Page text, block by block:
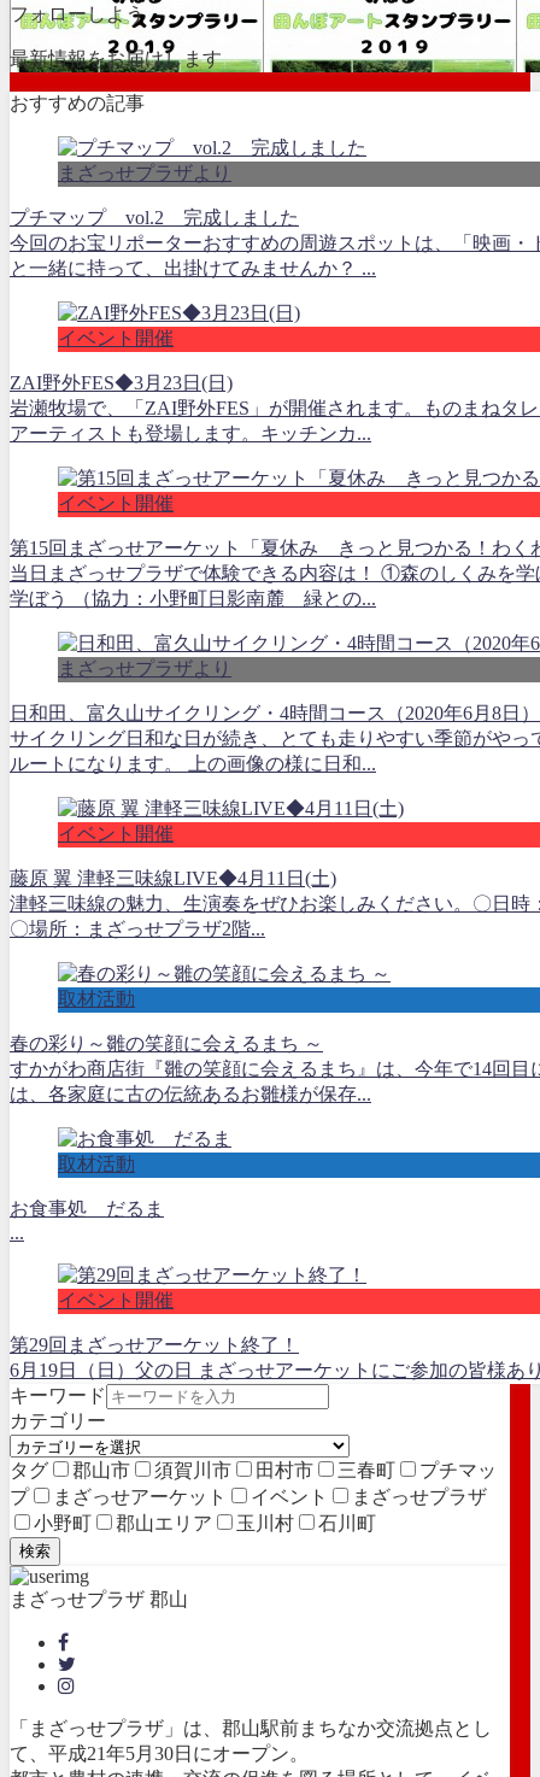
フォローしよう
最新情報をお届けします
おすすめの記事
まざっせプラザより
プチマップ vol.2 完成しました
今回のお宝リポーターおすすめの周遊スポットは、「映画
と一緒に持って、出掛けてみませんか？ ...
イベント開催
ZAI野外FES◆3月23日(日)
岩瀬牧場で、「ZAI野外FES」が開催されます。ものまねタ
アーティストも登場します。キッチンカ...
イベント開催
第15回まざっせアーケット「夏休み きっと見つかる！わく
当日まざっせプラザで体験できる内容は！ ①森のしくみを
学ぼう （協力：小野町日影南麓 緑との...
まざっせプラザより
日和田、富久山サイクリング・4時間コース（2020年6月8日）
サイクリング日和な日が続き、とても走りやすい季節がや
ルートになります。 上の画像の様に日和...
イベント開催
藤原 翼 津軽三味線LIVE◆4月11日(土)
津軽三味線の魅力、生演奏をぜひお楽しみください。〇日時
〇場所：まざっせプラザ2階...
取材活動
春の彩り～雛の笑顔に会えるまち ～
すかがわ商店街『雛の笑顔に会えるまち』は、今年で14回
は、各家庭に古の伝統あるお雛様が保存...
取材活動
お食事処 だるま
...
イベント開催
第29回まざっせアーケット終了！
6月19日（日）父の日 まざっせアーケットにご参加の皆様あ
キーワード
カテゴリー
タグ 郡山市 須賀川市 田村市 三春町
プチマッ
プ
まざっせアーケット イベント
まざっせプラザ
小野町
郡山エリア 玉川村 石川町
検索
まざっせプラザ 郡山
「まざっせプラザ」は、郡山駅前まちなか交流拠点とし
て、平成21年5月30日にオープン。